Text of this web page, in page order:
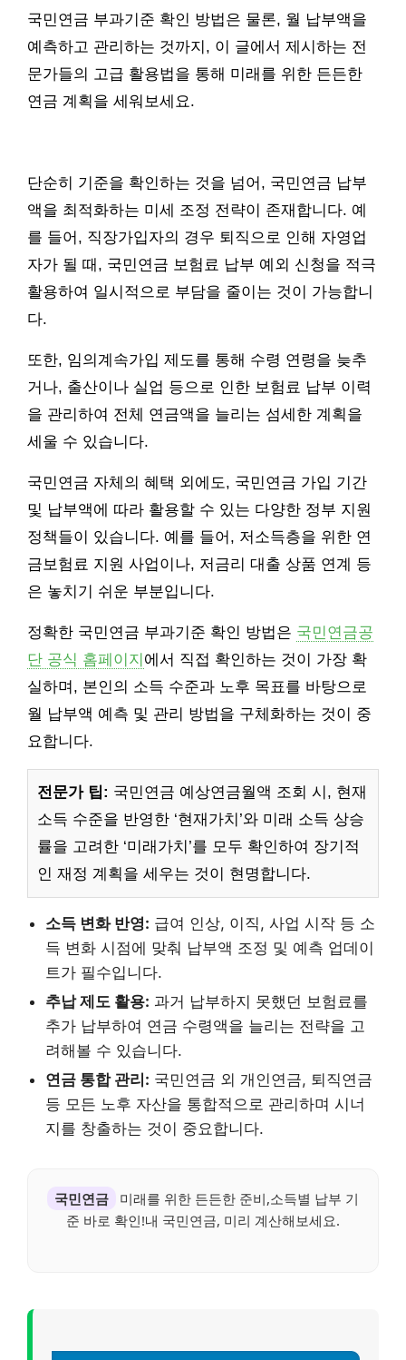
국민연금 부과기준 확인 방법은 물론, 월 납부액을
예측하고 관리하는 것까지, 이 글에서 제시하는 전
문가들의 고급 활용법을 통해 미래를 위한 든든한
연금 계획을 세워보세요.
단순히 기준을 확인하는 것을 넘어, 국민연금 납부
액을 최적화하는 미세 조정 전략이 존재합니다. 예
를 들어, 직장가입자의 경우 퇴직으로 인해 자영업
자가 될 때, 국민연금 보험료 납부 예외 신청을 적극
활용하여 일시적으로 부담을 줄이는 것이 가능합니
다.
또한, 임의계속가입 제도를 통해 수령 연령을 늦추
거나, 출산이나 실업 등으로 인한 보험료 납부 이력
을 관리하여 전체 연금액을 늘리는 섬세한 계획을
세울 수 있습니다.
국민연금 자체의 혜택 외에도, 국민연금 가입 기간
및 납부액에 따라 활용할 수 있는 다양한 정부 지원
정책들이 있습니다. 예를 들어, 저소득층을 위한 연
금보험료 지원 사업이나, 저금리 대출 상품 연계 등
은 놓치기 쉬운 부분입니다.
정확한 국민연금 부과기준 확인 방법은 국민연금공
단 공식 홈페이지 에서 직접 확인하는 것이 가장 확
실하며, 본인의 소득 수준과 노후 목표를 바탕으로
월 납부액 예측 및 관리 방법을 구체화하는 것이 중
요합니다.
전문가 팁: 국민연금 예상연금월액 조회 시, 현재
소득 수준을 반영한 ‘현재가치’와 미래 소득 상승
률을 고려한 ‘미래가치’를 모두 확인하여 장기적
인 재정 계획을 세우는 것이 현명합니다.
소득 변화 반영: 급여 인상, 이직, 사업 시작 등 소
득 변화 시점에 맞춰 납부액 조정 및 예측 업데이
트가 필수입니다.
추납 제도 활용: 과거 납부하지 못했던 보험료를
추가 납부하여 연금 수령액을 늘리는 전략을 고
려해볼 수 있습니다.
연금 통합 관리: 국민연금 외 개인연금, 퇴직연금
등 모든 노후 자산을 통합적으로 관리하며 시너
지를 창출하는 것이 중요합니다.
국민연금
미래를 위한 든든한 준비,소득별 납부 기
준 바로 확인!내 국민연금, 미리 계산해보세요.